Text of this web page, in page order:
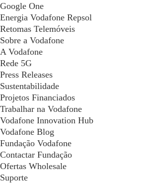
Google One
Energia Vodafone Repsol
Retomas Telemóveis
Sobre a Vodafone
A Vodafone
Rede 5G
Press Releases
Sustentabilidade
Projetos Financiados
Trabalhar na Vodafone
Vodafone Innovation Hub
Vodafone Blog
Fundação Vodafone
Contactar Fundação
Ofertas Wholesale
Suporte